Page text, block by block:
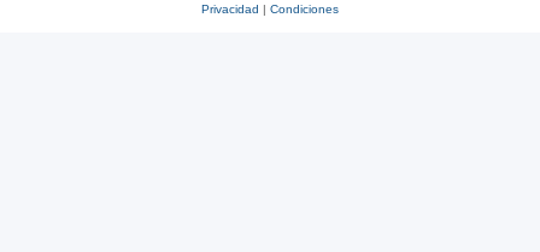
Privacidad | Condiciones